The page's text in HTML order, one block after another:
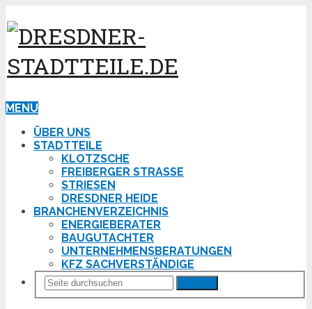
MENU
ÜBER UNS
STADTTEILE
KLOTZSCHE
FREIBERGER STRASSE
STRIESEN
DRESDNER HEIDE
BRANCHENVERZEICHNIS
ENERGIEBERATER
BAUGUTACHTER
UNTERNEHMENSBERATUNGEN
KFZ SACHVERSTÄNDIGE